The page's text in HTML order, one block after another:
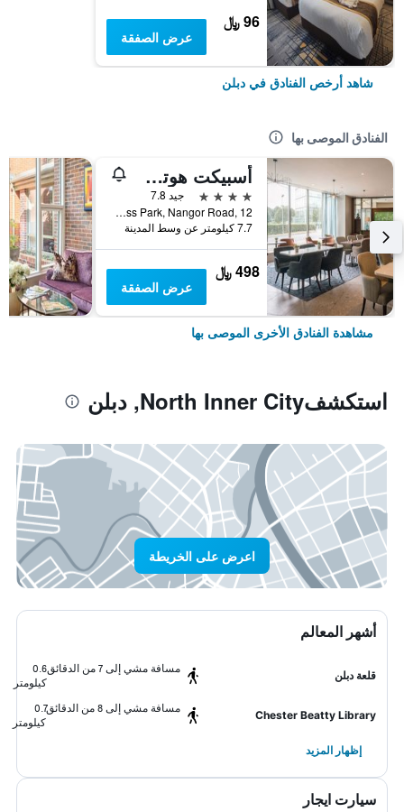
96 ﷼
عرض الصفقة
شاهد أرخص الفنادق في دبلن
الفنادق الموصى بها
أسبيكت هوتل دوبلن بارك ويست
4 نجوم
جيد 7.8
Park West Business Park, Nangor Road, 12, دبلن, أيرلندا
7.7 كيلومتر عن وسط المدينة
498 ﷼
عرض الصفقة
مشاهدة الفنادق الأخرى الموصى بها
استكشفNorth Inner City, دبلن
اعرض على الخريطة
أشهر المعالم
قلعة دبلن
مسافة مشي إلى 7 من الدقائق
0.6
كيلومتر
Chester Beatty Library
مسافة مشي إلى 8 من الدقائق
0.7
كيلومتر
إظهار المزيد
سيارت ايجار